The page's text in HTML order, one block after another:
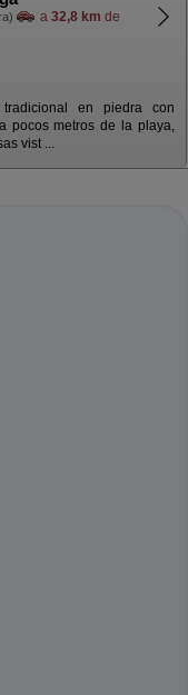
a 32,8 km de
en piedra con
pocos metros de la playa,
vist ...